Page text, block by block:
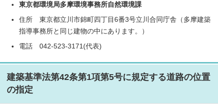
東京都環境局多摩環境事務所自然環境課
住所 東京都立川市錦町四丁目6番3号立川合同庁舎（多摩建築
指導事務所と同じ建物の中にあります。）
電話 042-523-3171(代表)
建築基準法第42条第1項第5号に規定する道路の位置
の指定